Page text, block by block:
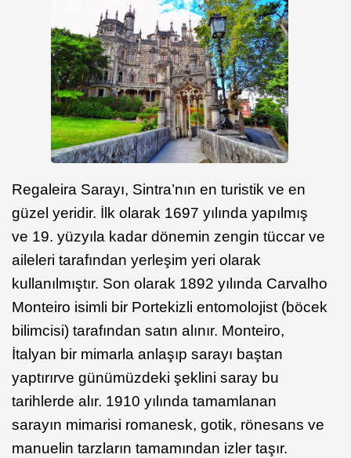
Regaleira Sarayı, Sintra’nın en turistik ve en
güzel yeridir. İlk olarak 1697 yılında yapılmış
ve 19. yüzyıla kadar dönemin zengin tüccar ve
aileleri tarafından yerleşim yeri olarak
kullanılmıştır. Son olarak 1892 yılında Carvalho
Monteiro isimli bir Portekizli entomolojist (böcek
bilimcisi) tarafından satın alınır. Monteiro,
İtalyan bir mimarla anlaşıp sarayı baştan
yaptırırve günümüzdeki şeklini saray bu
tarihlerde alır. 1910 yılında tamamlanan
sarayın mimarisi romanesk, gotik, rönesans ve
manuelin tarzların tamamından izler taşır.